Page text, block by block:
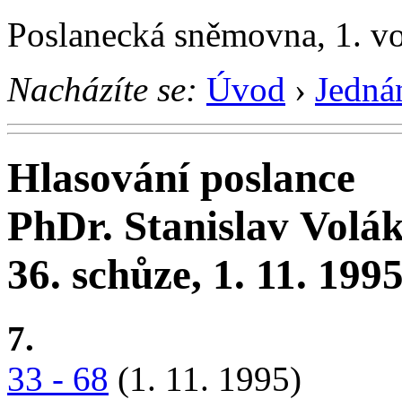
Poslanecká sněmovna, 1.
Nacházíte se: Úvod ›
Hlasování poslance
PhDr. Stanislav
36. schůze, 1. 11.
7.
33 - 68 (1. 11. 1995)